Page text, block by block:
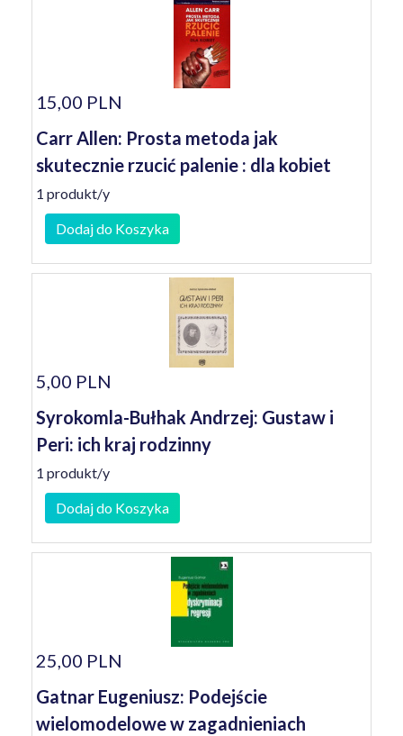
15,00 PLN
Carr Allen: Prosta metoda jak
skutecznie rzucić palenie : dla kobiet
1 produkt/y
Dodaj do Koszyka
5,00 PLN
Syrokomla-Bułhak Andrzej: Gustaw i
Peri: ich kraj rodzinny
1 produkt/y
Dodaj do Koszyka
25,00 PLN
Gatnar Eugeniusz: Podejście
wielomodelowe w zagadnieniach